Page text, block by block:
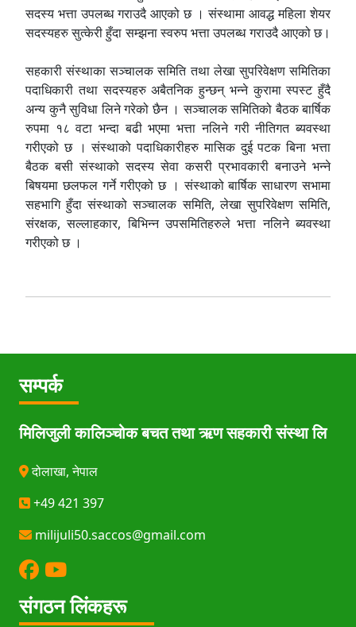
सदस्य भत्ता उपलब्ध गराउदै आएको छ । संस्थामा आवद्ध महिला शेयर
सदस्यहरु सुत्केरी हुँदा सम्झना स्वरुप भत्ता उपलब्ध गराउदै आएको छ।
सहकारी संस्थाका सञ्चालक समिति तथा लेखा सुपरिवेक्षण समितिका
पदाधिकारी तथा सदस्यहरु अबैतनिक हुन्छन् भन्ने कुरामा स्पस्ट हुँदै
अन्य कुनै सुविधा लिने गरेको छैन । सञ्चालक समितिको बैठक बार्षिक
रुपमा १८ वटा भन्दा बढी भएमा भत्ता नलिने गरी नीतिगत ब्यवस्था
गरीएको छ । संस्थाको पदाधिकारीहरु मासिक दुई पटक बिना भत्ता
बैठक बसी संस्थाको सदस्य सेवा कसरी प्रभावकारी बनाउने भन्ने
बिषयमा छलफल गर्ने गरीएको छ । संस्थाको बार्षिक साधारण सभामा
सहभागि हुँदा संस्थाको सञ्चालक समिति, लेखा सुपरिवेक्षण समिति,
संरक्षक, सल्लाहकार, बिभिन्न उपसमितिहरुले भत्ता नलिने ब्यवस्था
गरीएको छ ।
सम्पर्क
मिलिजुली कालिञ्चोक बचत तथा ऋण सहकारी संस्था लि
दोलाखा, नेपाल
+49 421 397
milijuli50.saccos@gmail.com
संगठन लिंकहरू